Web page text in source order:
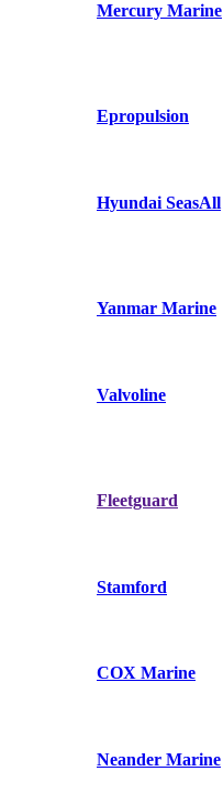
Mercury Marine
Epropulsion
Hyundai SeasAll
Yanmar Marine
Valvoline
Fleetguard
Stamford
COX Marine
Neander Marine